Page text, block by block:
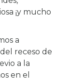
¡y mucho
a
receso de
a la
en el